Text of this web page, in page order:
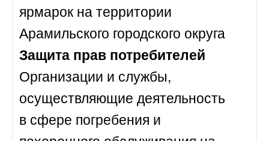
ярмарок на территории
Арамильского городского округа
Защита прав потребителей
Организации и службы,
осуществляющие деятельность
в сфере погребения и